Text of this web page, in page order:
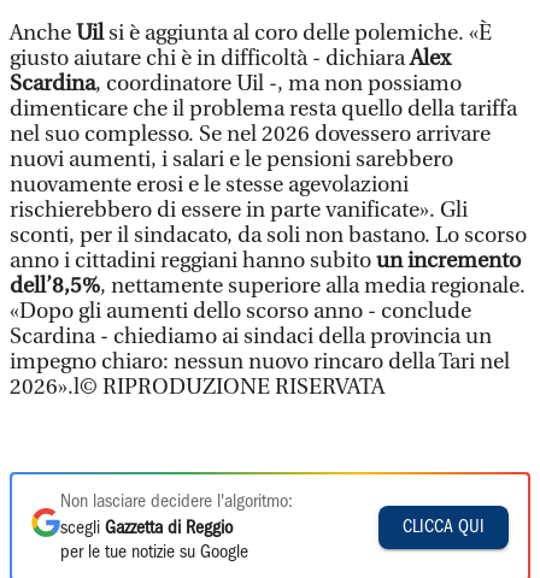
AncheUilsi è aggiunta al coro delle polemiche. «È
giusto aiutare chi è in difficoltà - dichiaraAlex
Scardina, coordinatore Uil -, ma non possiamo
dimenticare che il problema resta quello della tariffa
nel suo complesso. Se nel 2026 dovessero arrivare
nuovi aumenti, i salari e le pensioni sarebbero
nuovamente erosi e le stesse agevolazioni
rischierebbero di essere in parte vanificate». Gli
sconti, per il sindacato, da soli non bastano. Lo scorso
anno i cittadini reggiani hanno subitoun incremento
dell’8,5%, nettamente superiore alla media regionale.
«Dopo gli aumenti dello scorso anno - conclude
Scardina - chiediamo ai sindaci della provincia un
impegno chiaro: nessun nuovo rincaro della Tari nel
2026».l© RIPRODUZIONE RISERVATA
Non lasciare decidere l'algoritmo:
scegli Gazzetta di Reggio
per le tue notizie su Google
CLICCA QUI